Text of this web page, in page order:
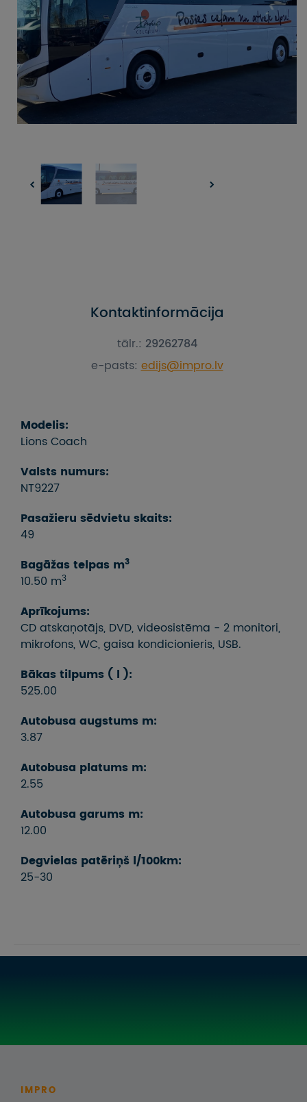
UZŅEMOŠAIS TŪRISMS
IMPRO KONKURSI
PIRMSLĪGUMA INFORMĀCIJA, KLIENTA LĪGUMS,
CEĻOJUMU APDROŠINĀŠANA
ATSAUKSMES PAR CEĻOJUMU
PIEMIŅAS ISTABA
Kontaktinformācija
tālr.: 29262784
e-pasts:edijs@impro.lv
Modelis:
Lions Coach
Valsts numurs:
NT9227
Pasažieru sēdvietu skaits:
49
Bagāžas telpas m3
10.50 m3
Aprīkojums:
CD atskaņotājs, DVD, videosistēma - 2 monitori,
mikrofons, WC, gaisa kondicionieris, USB.
Bākas tilpums ( l ):
525.00
Autobusa augstums m:
3.87
Autobusa platums m:
2.55
Autobusa garums m:
12.00
Degvielas patēriņš l/100km:
25-30
IMPRO